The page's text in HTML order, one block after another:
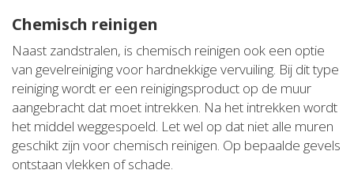
Chemisch reinigen
Naast zandstralen, is chemisch reinigen ook een optie
van gevelreiniging voor hardnekkige vervuiling. Bij dit type
reiniging wordt er een reinigingsproduct op de muur
aangebracht dat moet intrekken. Na het intrekken wordt
het middel weggespoeld. Let wel op dat niet alle muren
geschikt zijn voor chemisch reinigen. Op bepaalde gevels
ontstaan vlekken of schade.